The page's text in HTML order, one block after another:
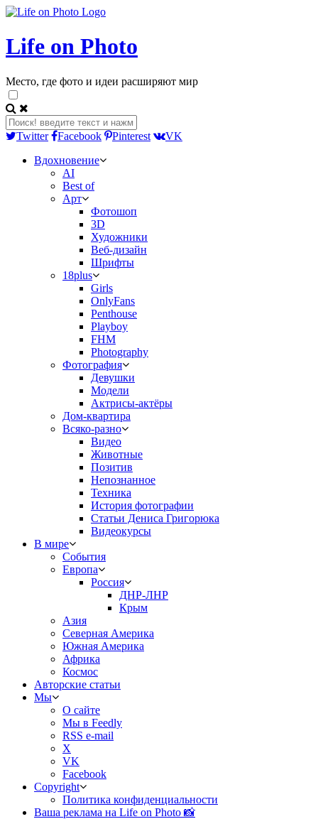
Life on Photo
Место, где фото и идеи расширяют мир
Twitter Facebook Pinterest
VK
Вдохновение
AI
Best of
Арт
Фотошоп
3D
Художники
Веб-дизайн
Шрифты
18plus
Girls
OnlyFans
Penthouse
Playboy
FHM
Photography
Фотография
Девушки
Модели
Актрисы-актёры
Дом-квартира
Всяко-разно
Видео
Животные
Позитив
Непознанное
Техника
История фотографии
Статьи Дениса Григорюка
Видеокурсы
В мире
События
Европа
Россия
ДНР-ЛНР
Крым
Азия
Северная Америка
Южная Америка
Африка
Космос
Авторские статьи
Мы
О сайте
Мы в Feedly
RSS e-mail
X
VK
Facebook
Copyright
Политика конфиденциальности
Ваша реклама на Life on Photo 📸